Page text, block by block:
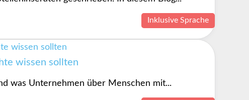
Inklusive Sprache
wissen sollten
was Unternehmen über Menschen mit...